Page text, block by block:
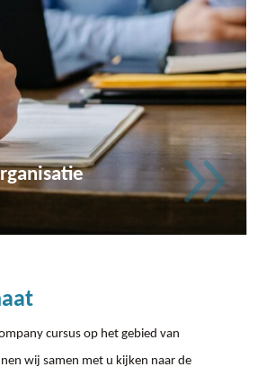
9
cursus op het gebied van
wij samen met u kijken naar de